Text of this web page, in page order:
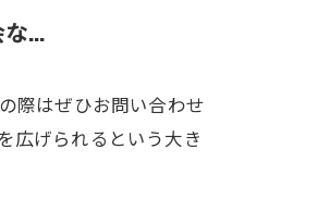
...
際はぜひお問い合わせ
広げられるという大き